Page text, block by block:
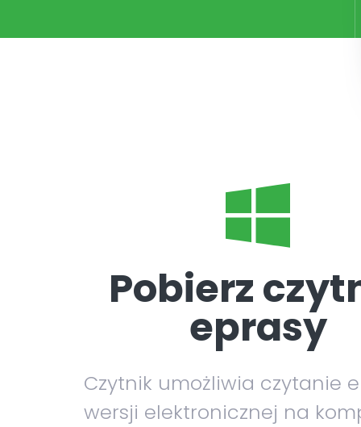
Pobierz
eprasy
Czytnik umożliwia czytanie
wersji elektronicznej na